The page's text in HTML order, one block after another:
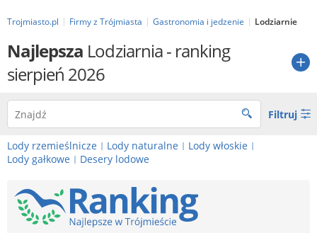
Trojmiasto.pl Firmy z Trójmiasta Gastronomia i jedzenie Lodziarnie
Najlepsza Lodziarnia- ranking
sierpień 2026
Filtruj
Lody rzemieślnicze | Lody naturalne | Lody włoskie |
Lody gałkowe | Desery lodowe